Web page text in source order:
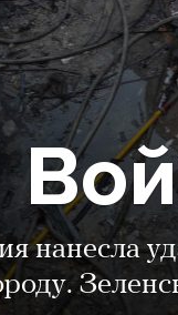
нанесла